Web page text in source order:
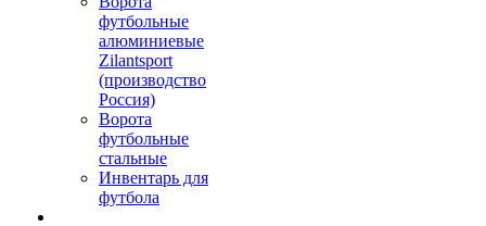
футбольные
алюминиевые
Zilantsport
(производство
Россия)
Ворота
футбольные
стальные
Инвентарь для
футбола